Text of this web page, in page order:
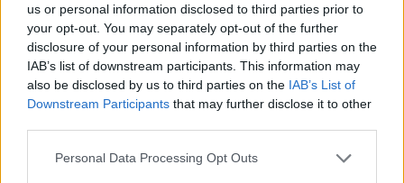
us or personal information disclosed to third parties prior to
your opt-out. You may separately opt-out of the further
disclosure of your personal information by third parties on the
IAB’s list of downstream participants. This information may
also be disclosed by us to third parties on the IAB’s List of
Downstream Participants that may further disclose it to other
Please note that this website/app uses one or more Google
Personal Data Processing Opt Outs